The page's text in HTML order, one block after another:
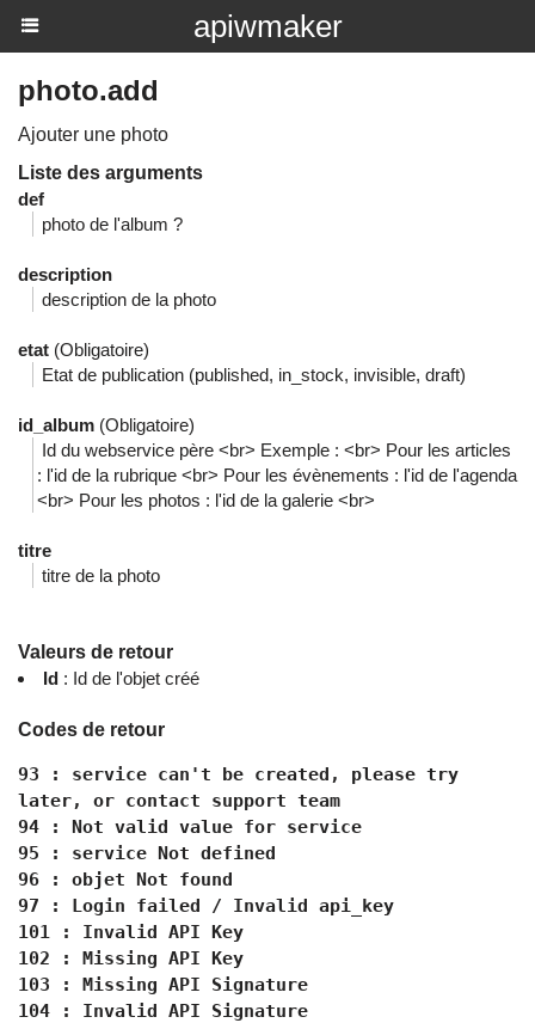
apiwmaker
photo.add
Ajouter une photo
Liste des arguments
def
photo de l'album ?
description
description de la photo
etat (Obligatoire)
Etat de publication (published, in_stock, invisible, draft)
id_album (Obligatoire)
Id du webservice père <br> Exemple : <br> Pour les articles
: l'id de la rubrique <br> Pour les évènements : l'id de l'agenda
<br> Pour les photos : l'id de la galerie <br>
titre
titre de la photo
Valeurs de retour
Id : Id de l'objet créé
Codes de retour
93 : service can't be created, please try
later, or contact support team
94 : Not valid value for service
95 : service Not defined
96 : objet Not found
97 : Login failed / Invalid api_key
101 : Invalid API Key
102 : Missing API Key
103 : Missing API Signature
104 : Invalid API Signature